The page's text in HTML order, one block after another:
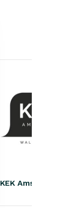
KEK Amsterdam